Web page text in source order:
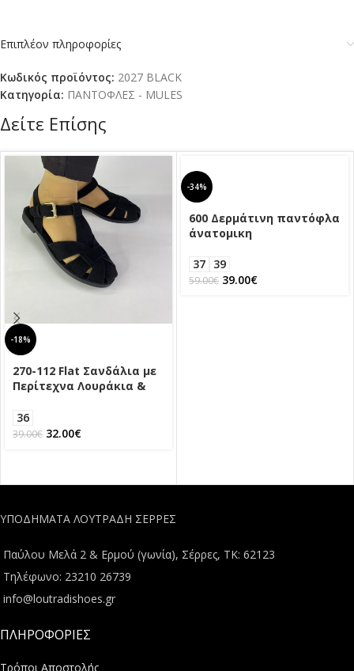
Επιπλέον πληροφορίες
Κωδικός προϊόντος: 2027 BLACK
Κατηγορία: ΠΑΝΤΟΦΛΕΣ - MULES
Δείτε Επίσης
-18%
270-112 Flat Σανδάλια με
Περίτεχνα Λουράκια &
36
39.00€ 32.00€
-34%
600 Δερμάτινη παντόφλα
άνατομικη
37 39
59.00€ 39.00€
ΥΠΟΔΗΜΑΤΑ ΛΟΥΤΡΑΔΗ ΣΕΡΡΕΣ
Παύλου Μελά 2 & Ερμού (γωνία), Σέρρες, ΤΚ: 62123
Τηλέφωνο: 23210 26739
info@loutradishoes.gr
ΠΛΗΡΟΦΟΡΙΕΣ
Τρόποι Αποστολής